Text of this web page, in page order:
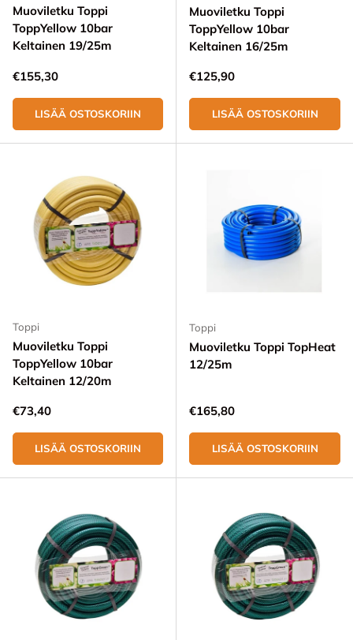
Muoviletku Toppi
ToppYellow 10bar
Keltainen 19/25m
Normaali hinta
€155,30
LISÄÄ OSTOSKORIIN
Muoviletku Toppi
ToppYellow 10bar
Keltainen 16/25m
Normaali hinta
€125,90
LISÄÄ OSTOSKORIIN
Toppi
Muoviletku Toppi
ToppYellow 10bar
Keltainen 12/20m
Normaali hinta
€73,40
LISÄÄ OSTOSKORIIN
Toppi
Muoviletku Toppi TopHeat
12/25m
Normaali hinta
€165,80
LISÄÄ OSTOSKORIIN